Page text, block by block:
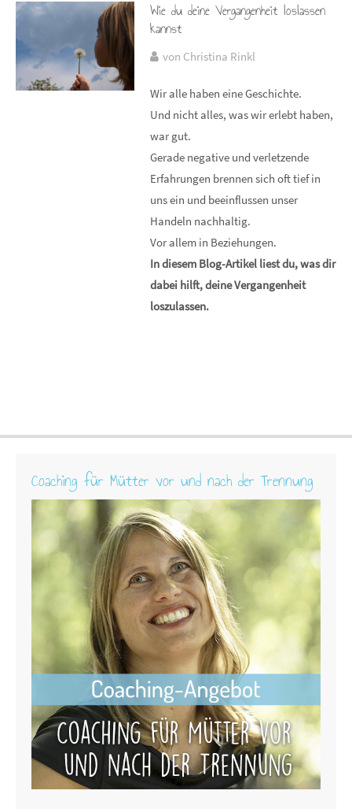
Wie du deine Vergangenheit loslassen
kannst
von Christina Rinkl
Wir alle haben eine Geschichte.
Und nicht alles, was wir erlebt haben,
war gut.
Gerade negative und verletzende
Erfahrungen brennen sich oft tief in
uns ein und beeinflussen unser
Handeln nachhaltig.
Vor allem in Beziehungen.
In diesem Blog-Artikel liest du, was dir
dabei hilft, deine Vergangenheit
loszulassen.
Coaching für Mütter vor und nach der Trennung